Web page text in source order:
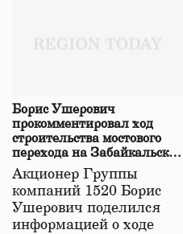
Борис Ушерович
прокомментировал ход
строительства мостового
перехода на Забайкальской
железной дороге
Акционер Группы
компаний 1520 Борис
Ушерович поделился
информацией о ходе